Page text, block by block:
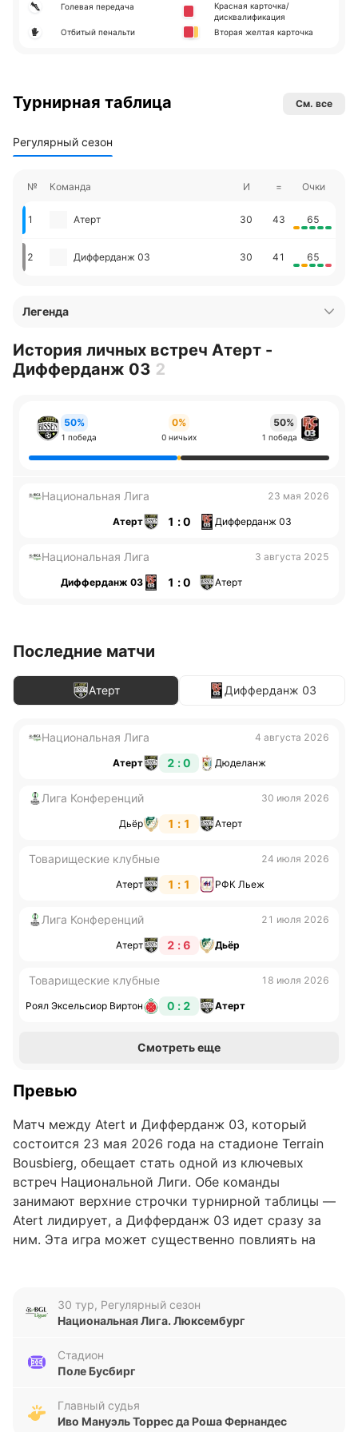
Голевая передача
Отбитый пенальти
Красная карточка/
дисквалификация
Вторая желтая карточка
Турнирная таблица См. все
Регулярный сезон
№ Команда И = Очки
1 Атерт 30 43 65
2 Дифферданж 03 30 41 65
Легенда
История личных встреч Атерт -
Дифферданж 03 2
50%
1 победа
0%
0 ничьих
50%
1 победа
Национальная Лига 23 мая 2026
Атерт 1 : 0 Дифферданж 03
Национальная Лига 3 августа 2025
Дифферданж 03 1 : 0 Атерт
Последние матчи
Атерт Дифферданж 03
Национальная Лига 4 августа 2026
Атерт 2 : 0 Дюделанж
Лига Конференций 30 июля 2026
Дьёр 1 : 1 Атерт
Товарищеские клубные 24 июля 2026
Атерт 1 : 1 РФК Льеж
Лига Конференций 21 июля 2026
Атерт 2 : 6 Дьёр
Товарищеские клубные 18 июля 2026
Роял Эксельсиор Виртон 0 : 2 Атерт
Смотреть еще
Превью
Матч между Atert и Дифферданж 03, который
состоится 23 мая 2026 года на стадионе Terrain
Bousbierg, обещает стать одной из ключевых
встреч Национальной Лиги. Обе команды
занимают верхние строчки турнирной таблицы —
Atert лидирует, а Дифферданж 03 идет сразу за
ним. Эта игра может существенно повлиять на
Форма Atert за последние пять матчей выглядит
весьма стабильной: четыре победы и одна ничья,
при этом команда забила 12 голов и пропустила
высокой эффективности в атаке. Дифферданж 03
показывает более переменчивые результаты — две
30 тур, Регулярный сезон
Национальная Лига. Люксембург
Стадион
Поле Бусбирг
Главный судья
Иво Мануэль Торрес да Роша Фернандес